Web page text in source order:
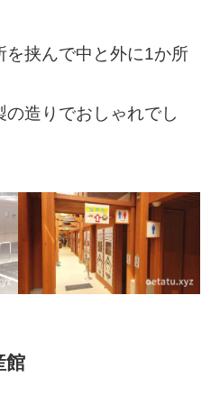
を挟んで中と外に1か所
造りでおしゃれでし
館